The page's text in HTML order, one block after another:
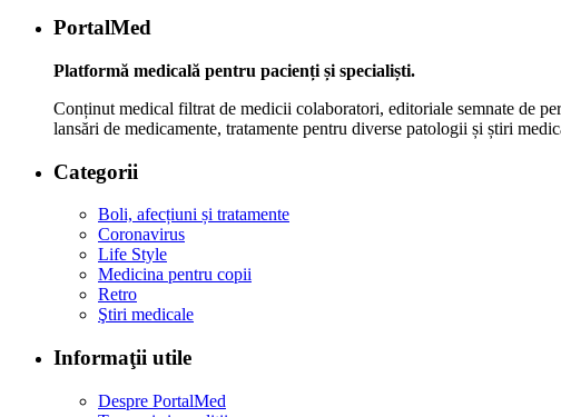
PortalMed
Platformă medicală pentru pacienți și specialiști.
Conținut medical filtrat de medicii colaboratori, editoriale semnate de
lansări de medicamente, tratamente pentru diverse patologii și știri
Categorii
Boli, afecțiuni și tratamente
Coronavirus
Life Style
Medicina pentru copii
Retro
Ştiri medicale
Informaţii utile
Despre PortalMed